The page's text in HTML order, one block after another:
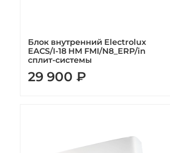
Блок внутренний Electrolux
EACS/I-18 HM FMI/N8_ERP/in
сплит-системы
29 900 ₽